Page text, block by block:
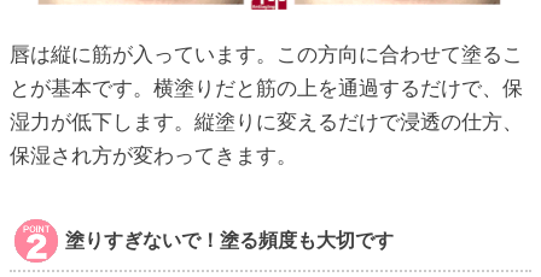
唇は縦に筋が入っています。この方向に合わせて塗るこ
とが基本です。横塗りだと筋の上を通過するだけで、保
湿力が低下します。縦塗りに変えるだけで浸透の仕方、
保湿され方が変わってきます。
塗りすぎないで！塗る頻度も大切です